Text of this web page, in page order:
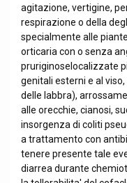
agitazione, vertigine,
respirazione o della
specialmente alle
orticaria con o senza
pruriginoselocalizzate
genitali esterni e al
delle labbra),
alle orecchie, cianosi,
insorgenza di coliti
a trattamento con
tenere presente tale
diarrea durante